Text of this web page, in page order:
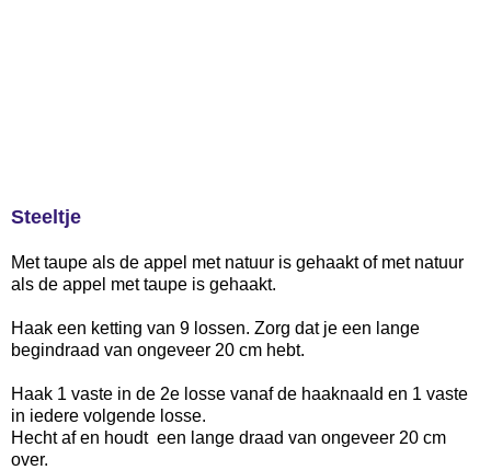
Steeltje
Met taupe als de appel met natuur is gehaakt of met natuur
als de appel met taupe is gehaakt.
Haak een ketting van 9 lossen. Zorg dat je een lange
begindraad van ongeveer 20 cm hebt.
Haak 1 vaste in de 2e losse vanaf de haaknaald en 1 vaste
in iedere volgende losse.
Hecht af en houdt een lange draad van ongeveer 20 cm
over.